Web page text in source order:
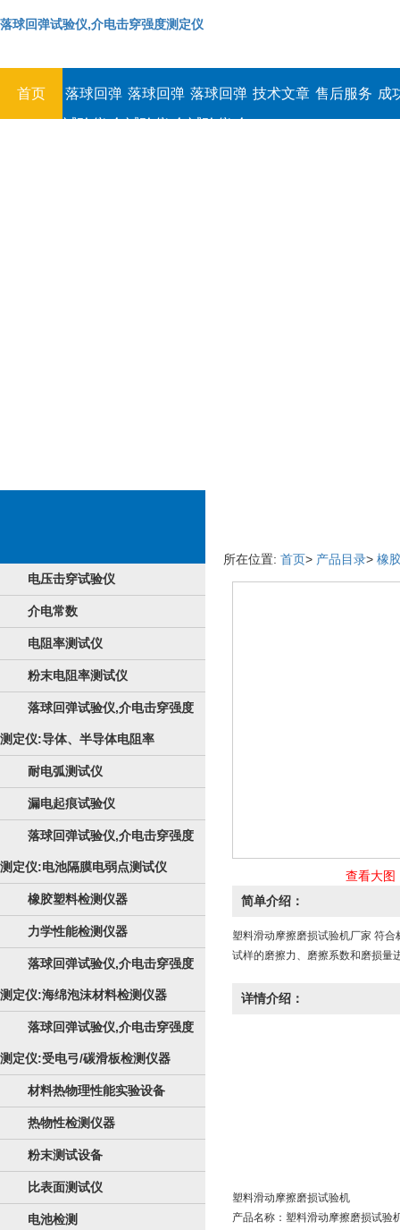
落球回弹试验仪,介电击穿强度测定仪
首页
落球回弹
试验仪,介
落球回弹
试验仪,介
落球回弹
试验仪,介
技术文章 售后服务 成
电压击穿试验仪
介电常数
电阻率测试仪
粉末电阻率测试仪
落球回弹试验仪,介电击穿强度
测定仪:导体、半导体电阻率
耐电弧测试仪
漏电起痕试验仪
落球回弹试验仪,介电击穿强度
测定仪:电池隔膜电弱点测试仪
橡胶塑料检测仪器
力学性能检测仪器
落球回弹试验仪,介电击穿强度
测定仪:海绵泡沫材料检测仪器
落球回弹试验仪,介电击穿强度
测定仪:受电弓/碳滑板检测仪器
材料热物理性能实验设备
热物性检测仪器
粉末测试设备
比表面测试仪
电池检测
所在位置: 首页> 产品目录> 橡
查看大图
简单介绍：
塑料滑动摩擦磨损试验机厂家 符
试样的磨擦力、磨擦系数和磨损量
详情介绍：
塑料滑动摩擦磨损试验机
产品名称：塑料滑动摩擦磨损试验